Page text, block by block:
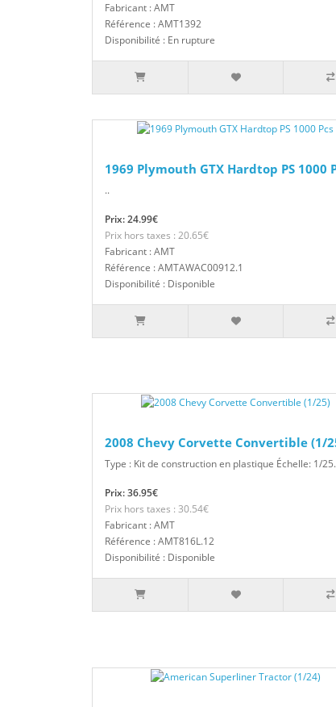
Fabricant : AMT
Référence : AMT1392
Disponibilité : En rupture
1969 Plymouth GTX Hardtop PS 1000
..
Prix: 24.99€
Prix hors taxes : 20.65€
Fabricant : AMT
Référence : AMTAWAC00912.1
Disponibilité : Disponible
2008 Chevy Corvette Convertible (1/
Type : Kit de construction en plastique Échelle: 1/
Prix: 36.95€
Prix hors taxes : 30.54€
Fabricant : AMT
Référence : AMT816L.12
Disponibilité : Disponible